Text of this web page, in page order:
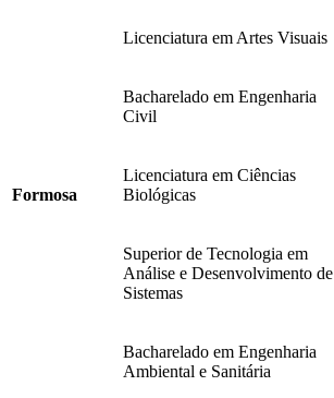
Licenciatura em Artes Visuais
Formosa
Bacharelado em Engenharia
Civil
Licenciatura em Ciências
Biológicas
Superior de Tecnologia em
Análise e Desenvolvimento de
Sistemas
Bacharelado em Engenharia
Ambiental e Sanitária